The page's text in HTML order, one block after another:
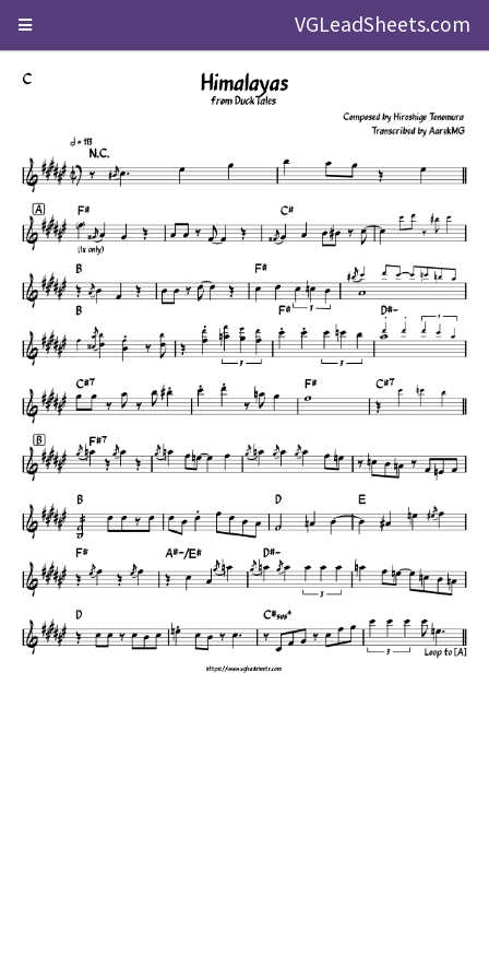
VGLeadSheets.com